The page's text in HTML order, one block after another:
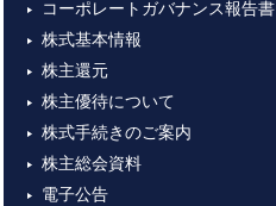
コーポレートガバナンス報告書
株式基本情報
株主還元
株主優待について
株式手続きのご案内
株主総会資料
電子公告